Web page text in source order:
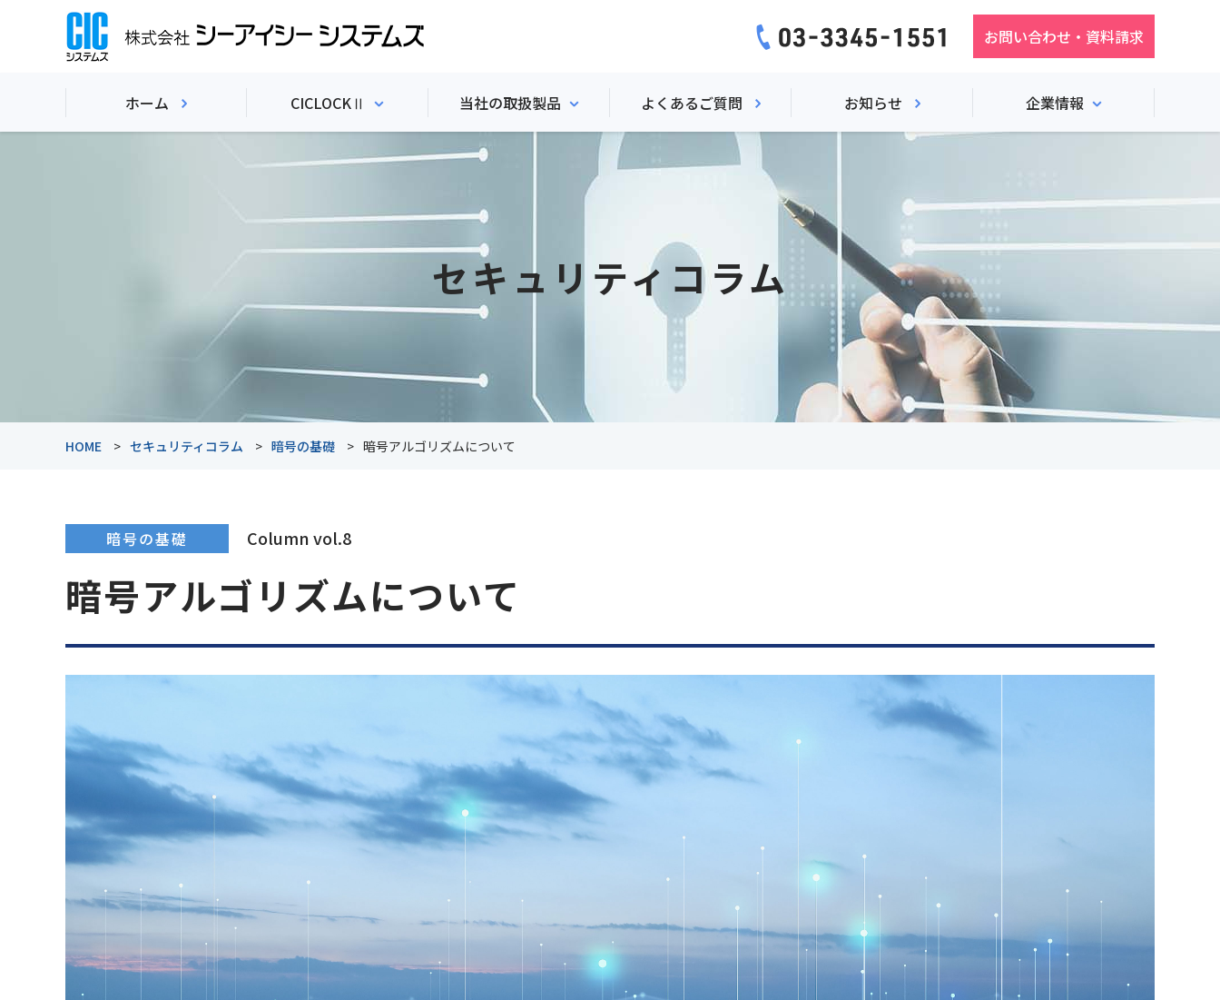
お問い合わせ・資料請求
ホーム CICLOCKⅡ
CICLOCKⅡの概要
CICLOCKⅡのオプション機能
CICLOCKⅡの利用ケース
当社の取扱製品
当社の取扱製品
SentinelARGUS
WebARGUS
P-Pointer File Security
テストエース
DataClasys
よくあるご質問 お知らせ 企業情報
会社概要
沿革
セキュリティコラム
HOME セキュリティコラム 暗号の基礎 暗号アルゴリズムについて
暗号の基礎 Column vol.8
暗号アルゴリズムについて